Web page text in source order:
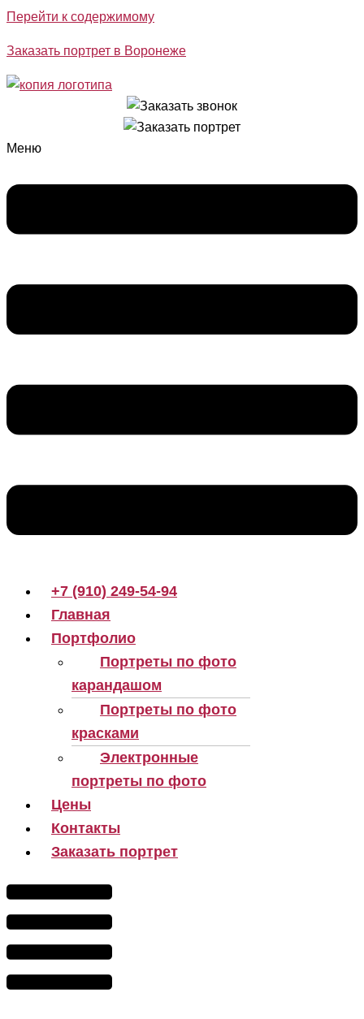
Перейти к содержимому
Заказать портрет в Воронеже
Меню
+7 (910) 249-54-94
Главная
Портфолио
Портреты по фото
карандашом
Портреты по фото
красками
Электронные
портреты по фото
Цены
Контакты
Заказать портрет